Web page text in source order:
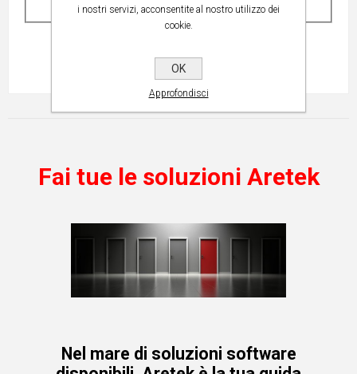
Fai tue le soluzioni Aretek
Nel mare di soluzioni software
i nostri servizi, acconsentite al nostro utilizzo dei
cookie.
OK
Approfondisci